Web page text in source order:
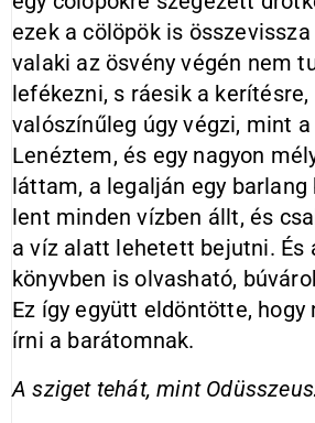
ezek a cölöpök is
valaki az ösvény végén nem
lefékezni, s ráesik a kerítésre,
valószínűleg úgy végzi, mint a
Lenéztem, és egy nagyon
láttam, a legalján egy
lent minden vízben állt, és
a víz alatt lehetett bejutni. És
könyvben is olvasható,
Ez így együtt eldöntötte,
írni a barátomnak.
A sziget tehát, mint